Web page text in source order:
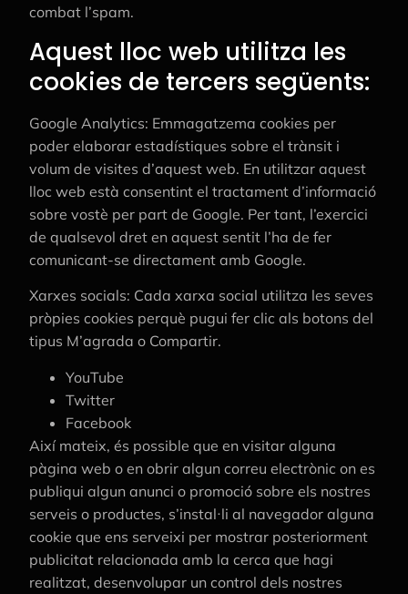
combat l’spam.
Aquest lloc web utilitza les
cookies de tercers següents:
Google Analytics: Emmagatzema cookies per
poder elaborar estadístiques sobre el trànsit i
volum de visites d’aquest web. En utilitzar aquest
lloc web està consentint el tractament d’informació
sobre vostè per part de Google. Per tant, l’exercici
de qualsevol dret en aquest sentit l’ha de fer
comunicant-se directament amb Google.
Xarxes socials: Cada xarxa social utilitza les seves
pròpies cookies perquè pugui fer clic als botons del
tipus M’agrada o Compartir.
YouTube
Twitter
Facebook
Així mateix, és possible que en visitar alguna
pàgina web o en obrir algun correu electrònic on es
publiqui algun anunci o promoció sobre els nostres
serveis o productes, s’instal·li al navegador alguna
cookie que ens serveixi per mostrar posteriorment
publicitat relacionada amb la cerca que hagi
realitzat, desenvolupar un control dels nostres